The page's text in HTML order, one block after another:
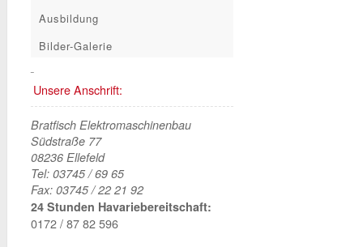
Ausbildung
Bilder-Galerie
Unsere Anschrift:
Bratfisch Elektromaschinenbau
Südstraße 77
08236 Ellefeld
Tel: 03745 / 69 65
Fax: 03745 / 22 21 92
24 Stunden Havariebereitschaft:
0172 / 87 82 596